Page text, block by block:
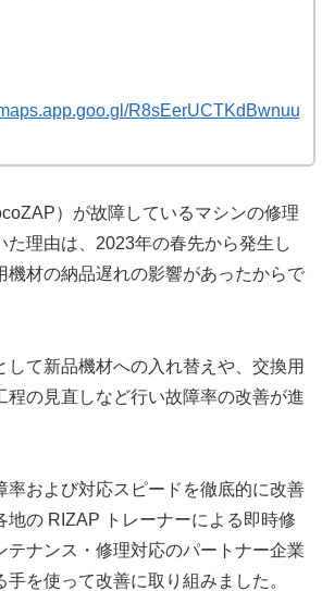
R8sEerUCTKdBwnuu
）が故障しているマシンの修理
た理由は、2023年の春先から発生し
機材の納品遅れの影響があったからで
して新品機材への入れ替えや、交換用
程の見直しなど行い故障率の改善が進
率および対応スピードを徹底的に改善
地の RIZAP トレーナーによる即時修
テナンス・修理対応のパートナー企業
を使って改善に取り組みました。